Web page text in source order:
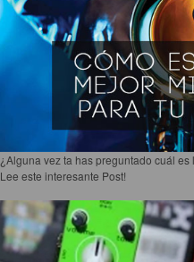
¿Alguna vez ta has preguntado cuál
Lee este interesante Post!